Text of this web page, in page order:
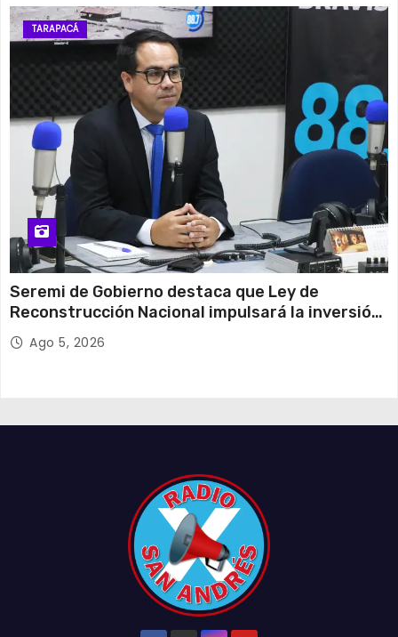
TARAPACÁ
Seremi de Gobierno destaca que Ley de
Reconstrucción Nacional impulsará la inversión
y el empleo en Tarapacá
Ago 5, 2026